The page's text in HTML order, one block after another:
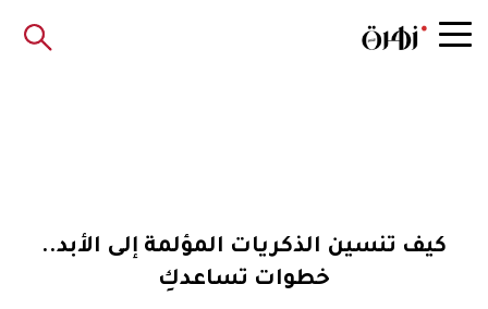
كيف تنسين الذكريات المؤلمة إلى الأبد..
خطوات تساعدكِ